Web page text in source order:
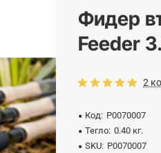
Фидер
Feeder
Код: P0070007
Тегло: 0.40 кг.
SKU: P0070007
2